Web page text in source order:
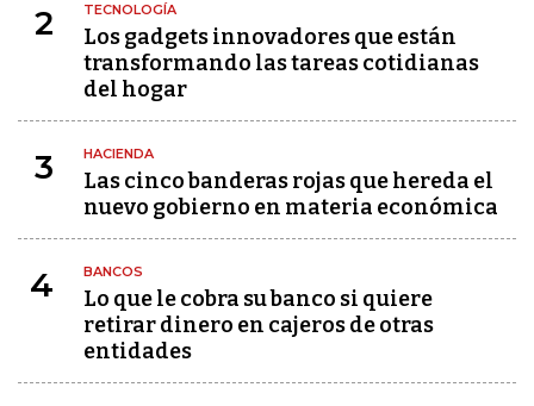
2 TECNOLOGÍA
Los gadgets innovadores que están
transformando las tareas cotidianas
del hogar
3 HACIENDA
Las cinco banderas rojas que hereda el
nuevo gobierno en materia económica
4 BANCOS
Lo que le cobra su banco si quiere
retirar dinero en cajeros de otras
entidades